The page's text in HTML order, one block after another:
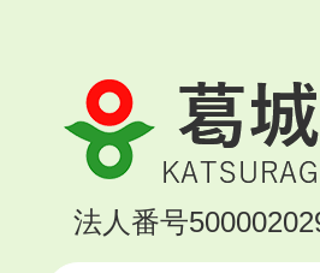
葛
城
市
KATSURAGI
法人番号